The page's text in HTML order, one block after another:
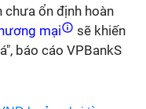
chưa ổn định hoàn
mại
sẽ khiến
báo cáo VPBankS